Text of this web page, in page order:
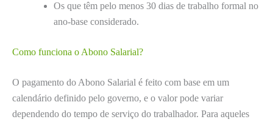
Os que têm pelo menos 30 dias de trabalho formal no
ano-base considerado.
Como funciona o Abono Salarial?
O pagamento do Abono Salarial é feito com base em um
calendário definido pelo governo, e o valor pode variar
dependendo do tempo de serviço do trabalhador. Para aqueles